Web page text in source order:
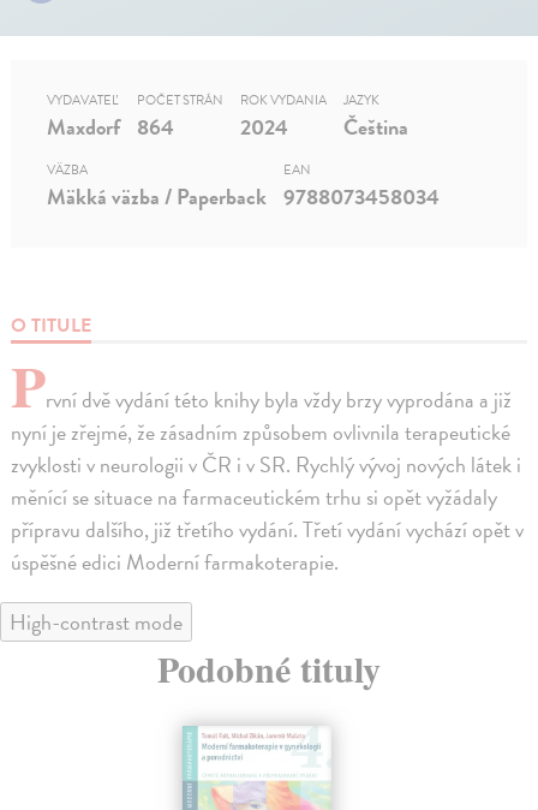
O TITULE
První dvě vydání této knihy byla vždy brzy vyprodána a již
nyní je zřejmé, že zásadním způsobem ovlivnila terapeutické
zvyklosti v neurologii v ČR i v SR. Rychlý vývoj nových látek i
měnící se situace na farmaceutickém trhu si opět vyžádaly
přípravu dalšího, již třetího vydání. Třetí vydání vychází opět v
úspěšné edici Moderní farmakoterapie.
VYDAVATEĽ
Maxdorf
POČET STRÁN
864
ROK VYDANIA
2024
JAZYK
Čeština
VÄZBA
Mäkká väzba / Paperback
EAN
9788073458034
High-contrast mode
Podobné tituly